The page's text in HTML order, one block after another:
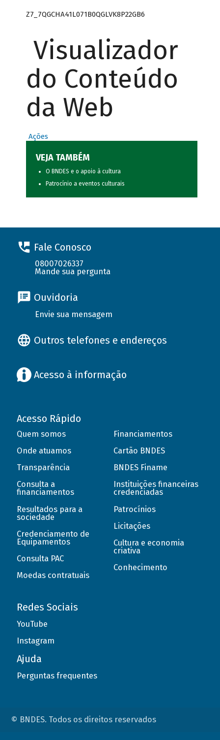
Z7_7QGCHA41L071B0QGLVK8P22GB6
Visualizador
do Conteúdo
da Web
Ações
VEJA TAMBÉM
O BNDES e o apoio à cultura
Patrocínio a eventos culturais
Fale Conosco
08007026337
Mande sua pergunta
Ouvidoria
Envie sua mensagem
Outros telefones e endereços
Acesso à informação
Acesso Rápido
Quem somos
Onde atuamos
Transparência
Consulta a
financiamentos
Resultados para a
sociedade
Credenciamento de
Equipamentos
Consulta PAC
Moedas contratuais
Financiamentos
Cartão BNDES
BNDES Finame
Instituições financeiras
credenciadas
Patrocínios
Licitações
Cultura e economia
criativa
Conhecimento
Redes Sociais
YouTube
Instagram
Ajuda
Perguntas frequentes
© BNDES. Todos os direitos reservados